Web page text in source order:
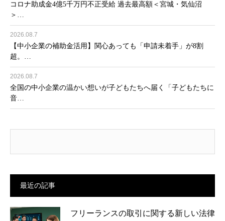
コロナ助成金4億5千万円不正受給 過去最高額＜宮城・気仙沼
＞…
2026.08.7
【中小企業の補助金活用】関心あっても「申請未着手」が8割
超。…
2026.08.7
全国の中小企業の温かい想いが子どもたちへ届く「子どもたちに
音…
最近の記事
フリーランスの取引に関する新しい法律